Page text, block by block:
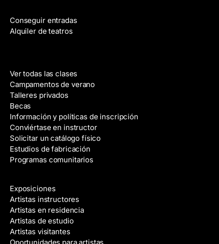
i
c
Conseguir entradas
Alquiler de teatros
Ver todas las clases
Campamentos de verano
Talleres privados
Becas
Información y políticas de inscripción
Conviértase en instructor
Solicitar un catálogo físico
Estudios de fabricación
Programas comunitarios
Exposiciones
Artistas instructores
Artistas en residencia
Artistas de estudio
Artistas visitantes